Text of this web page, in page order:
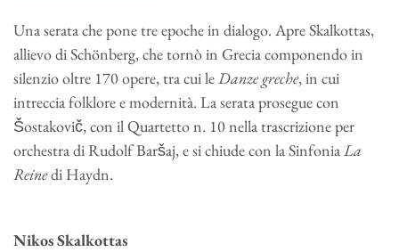
Una serata che pone tre epoche in dialogo. Apre Skalkottas,
allievo di Schönberg, che tornò in Grecia componendo in
silenzio oltre 170 opere, tra cui leDanze greche, in cui
intreccia folklore e modernità. La serata prosegue con
Šostakovič, con il Quartetto n. 10 nella trascrizione per
orchestra di Rudolf Baršaj, e si chiude con la SinfoniaLa
Reinedi Haydn.
Nikos Skalkottas